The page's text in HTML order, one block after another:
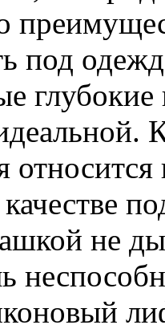
под
относится
качестве
не